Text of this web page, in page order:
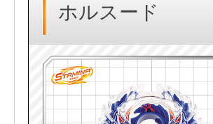
ホルスード